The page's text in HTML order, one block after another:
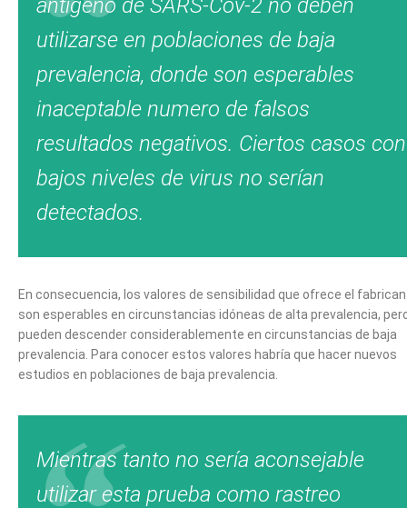
utilizarse en poblaciones de baja
prevalencia, donde son esperables
inaceptable numero de falsos
resultados negativos. Ciertos casos con
bajos niveles de virus no serían
detectados.
En consecuencia, los valores de sensibilidad que ofrece el
son esperables en circunstancias idóneas de alta prevalencia,
pueden descender considerablemente en circunstancias de baja
prevalencia. Para conocer estos valores habría que hacer nuevos
estudios en poblaciones de baja prevalencia.
Mientras tanto no sería aconsejable
utilizar esta prueba como rastreo